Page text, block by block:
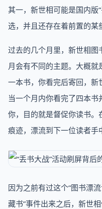
其一，新世相可能是国内版
选，并且还存在着前置的某
过去的几个月里，新世相图
月会有不同的主题。大概
一本书，你看完后寄回，新
当一个月内你看完了四本
你，目的就是督促你读书
痕迹，漂流到下一位读者手
因为之前有过这个“图书漂
藏书”事件出来之后，新世